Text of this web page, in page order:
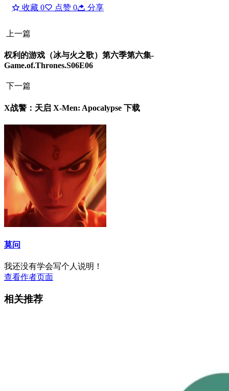
收藏 0 点赞 0 分享
上一篇
权利的游戏（冰与火之歌）第六季第六集-
Game.of.Thrones.S06E06
下一篇
X战警：天启 X-Men: Apocalypse 下载
莫问
我还没有学会写个人说明！
查看作者页面
相关推荐